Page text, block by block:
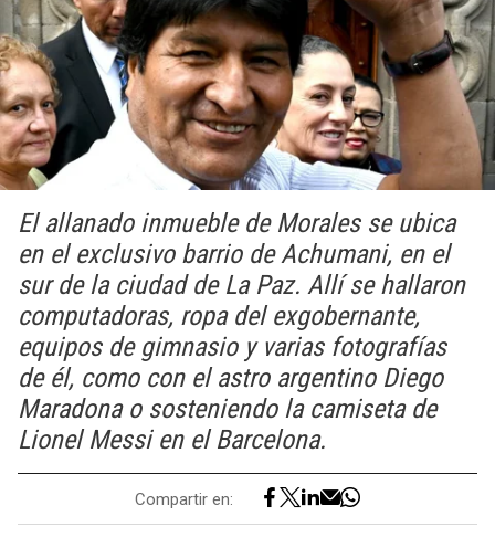
El allanado inmueble de Morales se ubica
en el exclusivo barrio de Achumani, en el
sur de la ciudad de La Paz. Allí se hallaron
computadoras, ropa del exgobernante,
equipos de gimnasio y varias fotografías
de él, como con el astro argentino Diego
Maradona o sosteniendo la camiseta de
Lionel Messi en el Barcelona.
Compartir en: